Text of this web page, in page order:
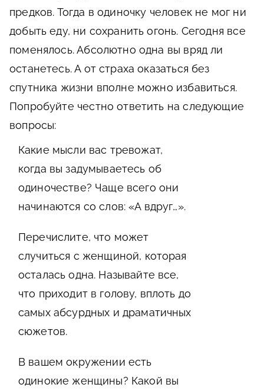
предков. Тогда в одиночку человек не мог ни
добыть еду, ни сохранить огонь. Сегодня все
поменялось. Абсолютно одна вы вряд ли
останетесь. А от страха оказаться без
спутника жизни вполне можно избавиться.
Попробуйте честно ответить на следующие
вопросы:
Какие мысли вас тревожат,
когда вы задумываетесь об
одиночестве? Чаще всего они
начинаются со слов: «А вдруг…».
Перечислите, что может
случиться с женщиной, которая
осталась одна. Называйте все,
что приходит в голову, вплоть до
самых абсурдных и драматичных
сюжетов.
В вашем окружении есть
одинокие женщины? Какой вы